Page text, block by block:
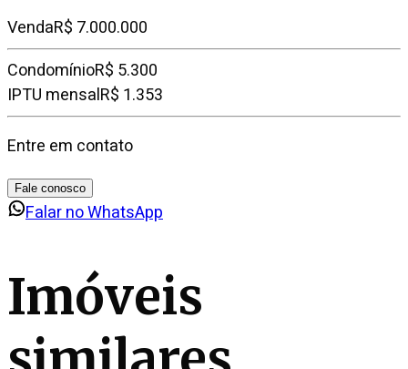
VendaR$ 7.000.000
CondomínioR$ 5.300
IPTU mensalR$ 1.353
Entre em contato
Fale conosco
Falar no WhatsApp
Imóveis